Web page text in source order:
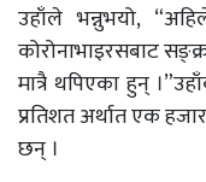
उहाँले भन्नुभयो,
कोरोनाभाइरसबाट
मात्रै थपिएका हुन्
प्रतिशत अर्थात एक
छन् ।